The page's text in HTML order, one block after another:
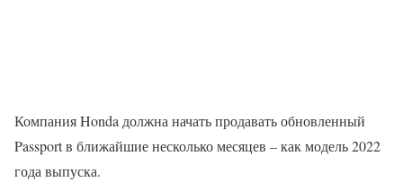
Компания Honda должна начать продавать обновленный
Passport в ближайшие несколько месяцев – как модель 2022
года выпуска.